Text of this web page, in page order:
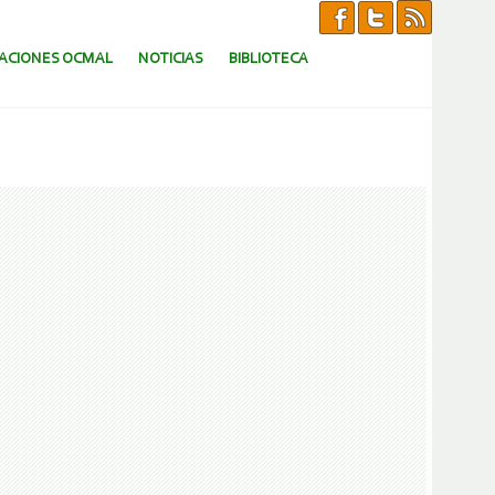
OCMAL NOTICIAS BIBLIOTECA